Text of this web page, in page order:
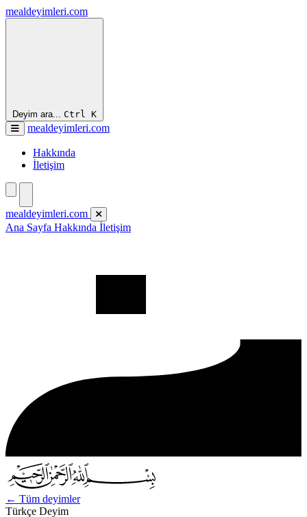
mealdeyimleri.com
Deyim ara... Ctrl K
mealdeyimleri.com
Hakkında
İletişim
mealdeyimleri.com
Ana Sayfa Hakkında İletişim
← Tüm deyimler
Türkçe Deyim